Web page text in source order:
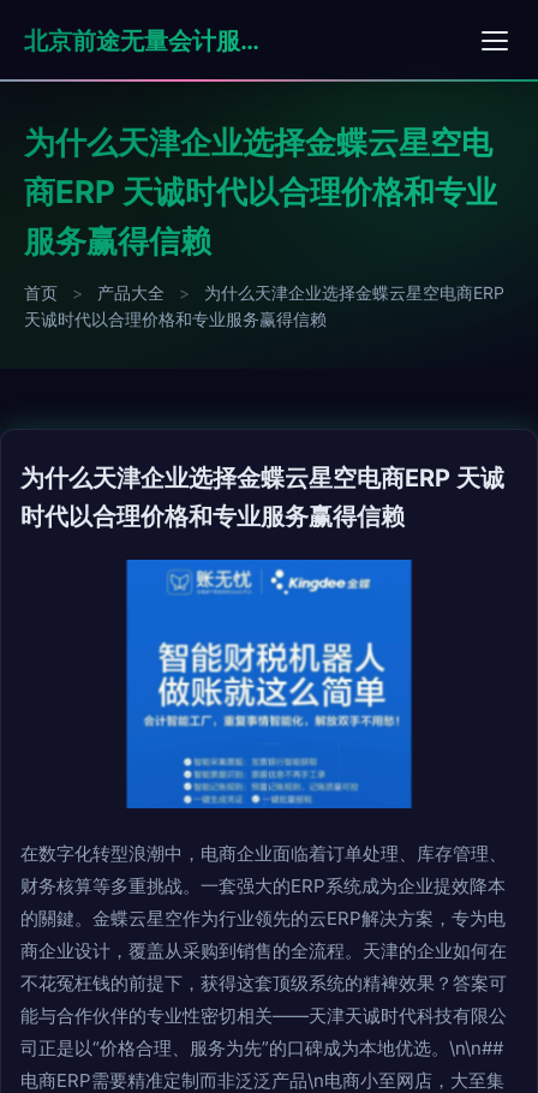
北京前途无量会计服务有限公司
为什么天津企业选择金蝶云星空电
商ERP 天诚时代以合理价格和专业
服务赢得信赖
首页 > 产品大全 >
为什么天津企业选择金蝶云星空电商ERP
天诚时代以合理价格和专业服务赢得信赖
为什么天津企业选择金蝶云星空电商ERP 天诚
时代以合理价格和专业服务赢得信赖
在数字化转型浪潮中，电商企业面临着订单处理、库存管理、
财务核算等多重挑战。一套强大的ERP系统成为企业提效降本
的關鍵。金蝶云星空作为行业领先的云ERP解决方案，专为电
商企业设计，覆盖从采购到销售的全流程。天津的企业如何在
不花冤枉钱的前提下，获得这套顶级系统的精裨效果？答案可
能与合作伙伴的专业性密切相关——天津天诚时代科技有限公
司正是以“价格合理、服务为先”的口碑成为本地优选。\n\n##
电商ERP需要精准定制而非泛泛产品\n电商小至网店，大至集